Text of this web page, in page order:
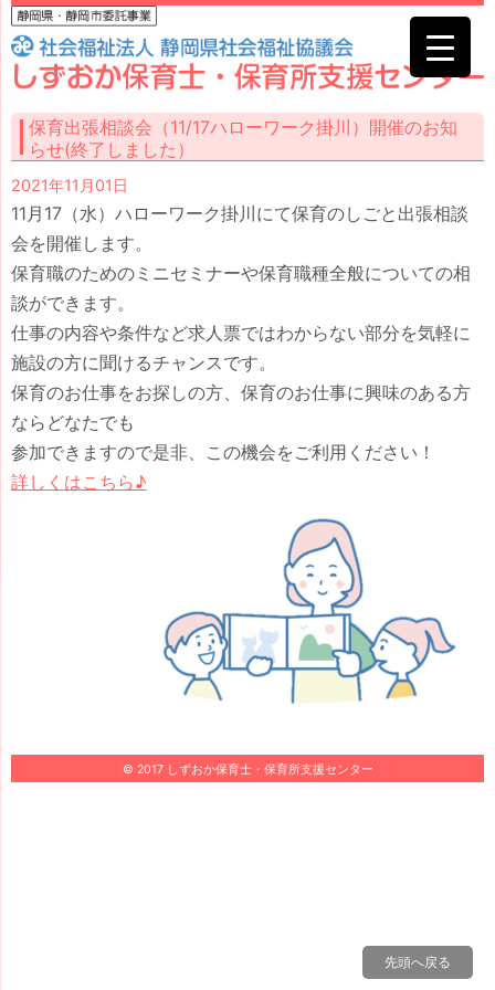
保育出張相談会（11/17ハローワーク掛川）開催のお知
らせ(終了しました）
2021年11月01日
11月17（水）ハローワーク掛川にて保育のしごと出張相談
会を開催します。
保育職のためのミニセミナーや保育職種全般についての相
談ができます。
仕事の内容や条件など求人票ではわからない部分を気軽に
施設の方に聞けるチャンスです。
保育のお仕事をお探しの方、保育のお仕事に興味のある方
ならどなたでも
参加できますので是非、この機会をご利用ください！
詳しくはこちら♪
先頭へ戻る
© 2017 しずおか保育士・保育所支援センター